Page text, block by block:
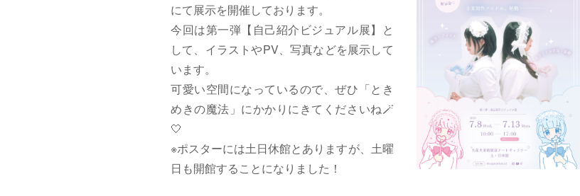
にて展示を開催しております。
今回は第一弾【自己紹介ビジュアル展】と
して、イラストやPV、写真などを展示して
います。
可愛い空間になっているので、ぜひ「とき
めきの魔法」にかかりにきてくださいね🪄
🤍
※ポスターには土日休館とありますが、土曜
日も開館することになりました！